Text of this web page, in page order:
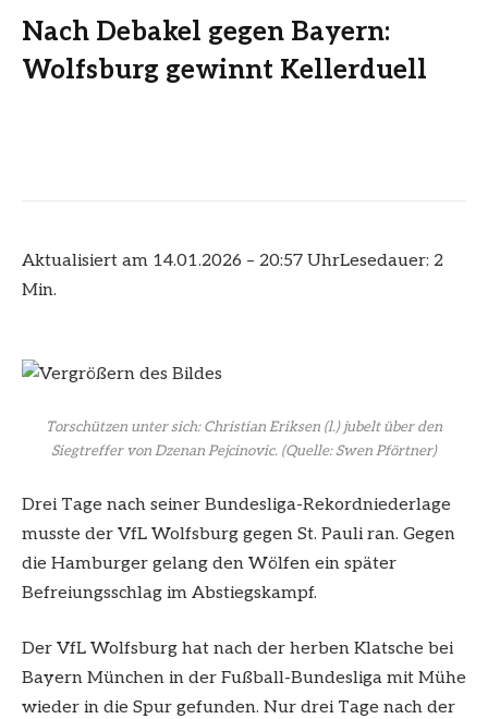
Nach Debakel gegen Bayern:
Wolfsburg gewinnt Kellerduell
Aktualisiert am 14.01.2026 – 20:57 UhrLesedauer: 2
Min.
Torschützen unter sich: Christian Eriksen (l.) jubelt über den
Siegtreffer von Dzenan Pejcinovic. (Quelle: Swen Pförtner)
Drei Tage nach seiner Bundesliga-Rekordniederlage
musste der VfL Wolfsburg gegen St. Pauli ran. Gegen
die Hamburger gelang den Wölfen ein später
Befreiungsschlag im Abstiegskampf.
Der VfL Wolfsburg hat nach der herben Klatsche bei
Bayern München in der Fußball-Bundesliga mit Mühe
wieder in die Spur gefunden. Nur drei Tage nach der